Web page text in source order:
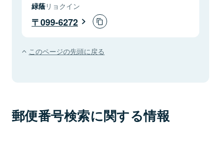
緑蔭リョクイン
099-6272
このページの先頭に戻る
郵便番号検索に関する情報